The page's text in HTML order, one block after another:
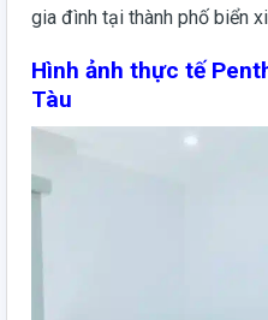
gia đình tại thành phố biển
Hình ảnh thực tế
Tàu